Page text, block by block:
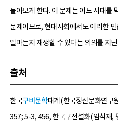
돌아보게 한다. 이 문제는 어느 시대를
문제이므로, 현대사회에서도 이러한
얼마든지 재생할 수 있다는 의의를 지
출처
한국구비문학대계(한국정신문화연
357; 5-3, 456, 한국구전설화(임석재